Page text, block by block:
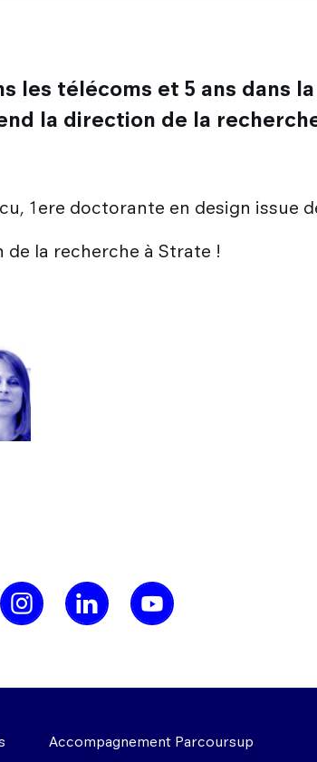
les télécoms et 5 ans dans
la direction de la
1ere doctorante en design issue
de la recherche à Strate !
Accompagnement Parcoursup